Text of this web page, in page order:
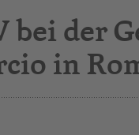
bei der
in